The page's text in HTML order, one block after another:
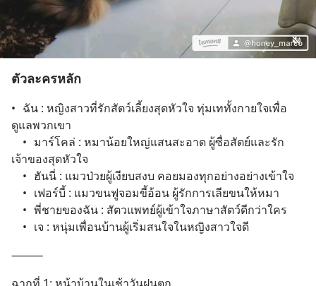
ตัวละครหลัก
•	ฉัน : หญิงสาวที่รักสัตว์เลี้ยงสุดหัวใจ ทุ่มเททั้งกายใจเพื่อ
ดูแลพวกเขา
เจ้าของสุดหัวใจ
	•	ฮันนี่ : แมวป่วยผู้เงียบสงบ คอยมองทุกอย่างอย่างเข้าใจ
	•	เฟอร์บี้ : แมวขนฟูจอมขี้อ้อน ผู้รักการเลียขนให้หมา
	•	พี่ชายของฉัน : สัตวแพทย์ผู้เข้าใจภาษาสัตว์ดีกว่าใคร
	•	เจ : หนุ่มเพื่อนบ้านผู้เริ่มสนใจในหญิงสาวใจดี
⸻